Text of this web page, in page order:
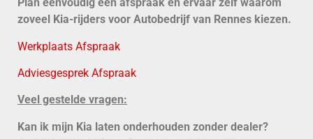
zoveel Kia-rijders voor Autobedrijf van Rennes kiezen.
Werkplaats Afspraak
Adviesgesprek Afspraak
Veel gestelde vragen:
Kan ik mijn Kia laten onderhouden zonder dealer?